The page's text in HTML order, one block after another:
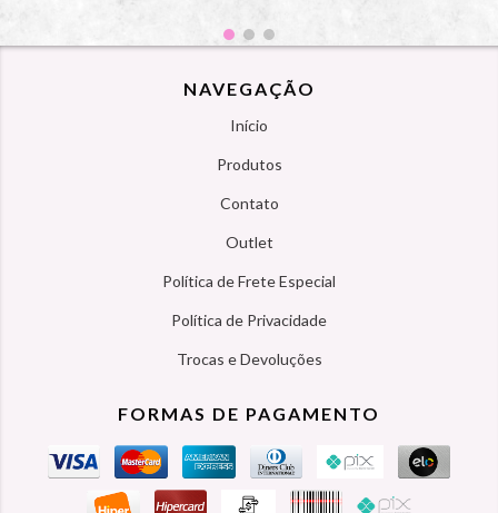
NAVEGAÇÃO
Início
Produtos
Contato
Outlet
Política de Frete Especial
Política de Privacidade
Trocas e Devoluções
FORMAS DE PAGAMENTO